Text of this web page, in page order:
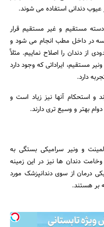
دندانی استفاده می شوند.
مستقیم و غیر مستقیم قرار
در داخل مطب انجام می شود و
از دندان را اصلاح نماییم. مثلاً
مستقیم، ایراداتی که وجود دارد
دارد.
و استحکام آنها نیز زیاد است و
بهتر و وسیع تری دارند.
و ونیر سرامیکی بستگی به
دندان ها نیز در این زمینه
درمان از سوی دندانپزشک مورد
بر هستند.